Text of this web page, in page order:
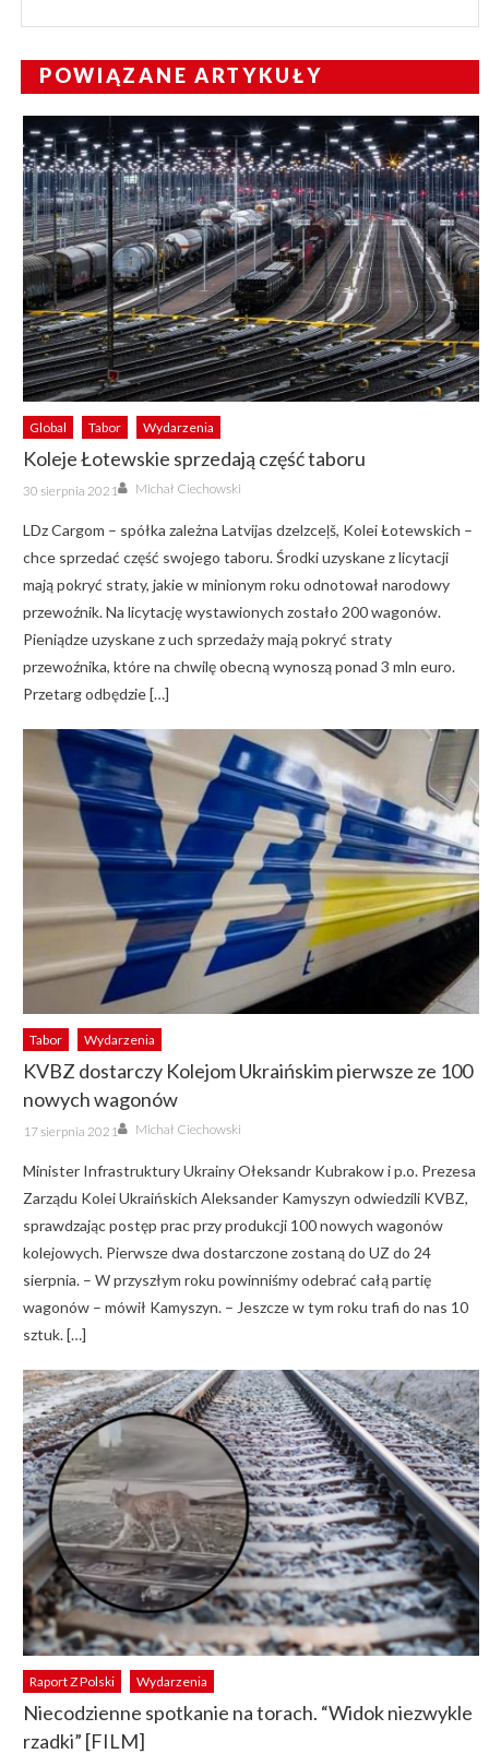
POWIĄZANE ARTYKUŁY
Global Tabor Wydarzenia
Koleje Łotewskie sprzedają część taboru
Posted
on
30 sierpnia 2021 Author
Michał Ciechowski
LDz Cargom – spółka zależna Latvijas dzelzceļš, Kolei Łotewskich –
chce sprzedać część swojego taboru. Środki uzyskane z licytacji
mają pokryć straty, jakie w minionym roku odnotował narodowy
przewoźnik. Na licytację wystawionych zostało 200 wagonów.
Pieniądze uzyskane z uch sprzedaży mają pokryć straty
przewoźnika, które na chwilę obecną wynoszą ponad 3 mln euro.
Przetarg odbędzie […]
Tabor Wydarzenia
KVBZ dostarczy Kolejom Ukraińskim pierwsze ze 100
nowych wagonów
Posted
on
17 sierpnia 2021 Author
Michał Ciechowski
Minister Infrastruktury Ukrainy Ołeksandr Kubrakow i p.o. Prezesa
Zarządu Kolei Ukraińskich Aleksander Kamyszyn odwiedzili KVBZ,
sprawdzając postęp prac przy produkcji 100 nowych wagonów
kolejowych. Pierwsze dwa dostarczone zostaną do UZ do 24
sierpnia. – W przyszłym roku powinniśmy odebrać całą partię
wagonów – mówił Kamyszyn. – Jeszcze w tym roku trafi do nas 10
sztuk. […]
Raport Z Polski Wydarzenia
Niecodzienne spotkanie na torach. “Widok niezwykle
rzadki” [FILM]